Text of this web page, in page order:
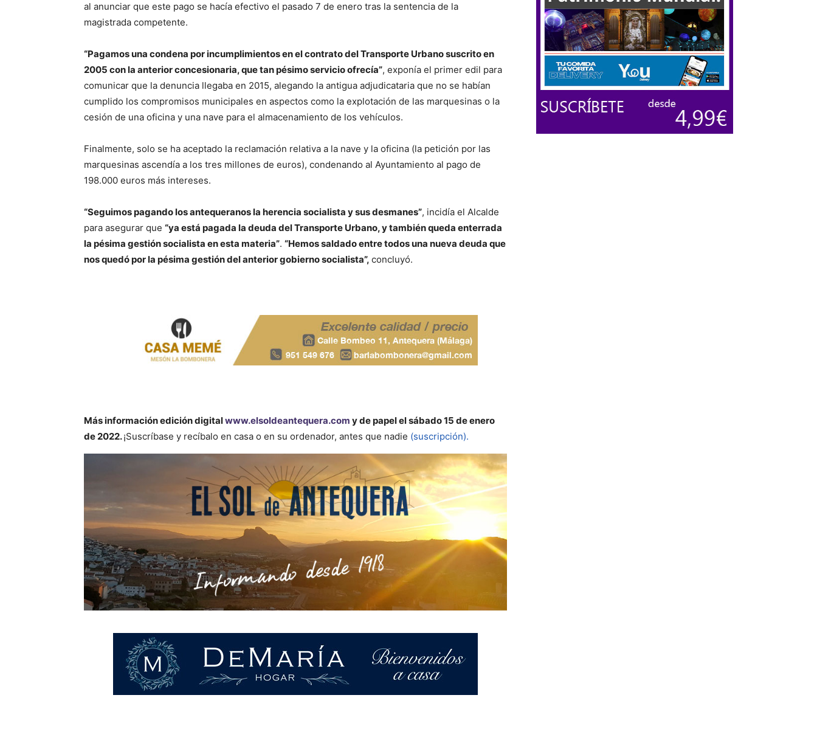
al anunciar que este pago se hacía efectivo el pasado 7 de enero tras la sentencia de la
magistrada competente.
“Pagamos una condena por incumplimientos en el contrato del Transporte Urbano suscrito en
2005 con la anterior concesionaria, que tan pésimo servicio ofrecía”, exponía el primer edil para
comunicar que la denuncia llegaba en 2015, alegando la antigua adjudicataria que no se habían
cumplido los compromisos municipales en aspectos como la explotación de las marquesinas o la
cesión de una oficina y una nave para el almacenamiento de los vehículos.
Finalmente, solo se ha aceptado la reclamación relativa a la nave y la oficina (la petición por las
marquesinas ascendía a los tres millones de euros), condenando al Ayuntamiento al pago de
198.000 euros más intereses.
“Seguimos pagando los antequeranos la herencia socialista y sus desmanes”, incidía el Alcalde
para asegurar que “ya está pagada la deuda del Transporte Urbano, y también queda enterrada
la pésima gestión socialista en esta materia”. “Hemos saldado entre todos una nueva deuda que
nos quedó por la pésima gestión del anterior gobierno socialista”, concluyó.
Más informaciónedición digitalwww.elsoldeantequera.com y de papel el sábado 15 de enero
de 2022.¡Suscríbase y recíbalo en casa o en su ordenador, antes que nadie (suscripción).